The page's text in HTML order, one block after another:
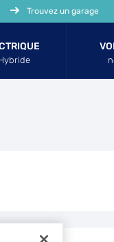
Trouvez un garage